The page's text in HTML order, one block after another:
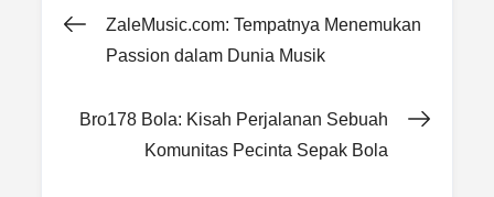
Post
ZaleMusic.com: Tempatnya Menemukan
Passion dalam Dunia Musik
Bro178 Bola: Kisah Perjalanan Sebuah
Komunitas Pecinta Sepak Bola